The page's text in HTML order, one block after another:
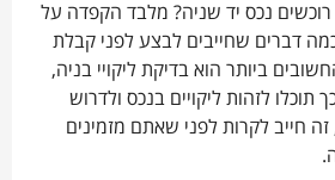
נכס יד שניה? מלבד הקפדה על
דברים שחייבים לבצע לפני קבלת
ביותר הוא בדיקת ליקויי בניה,
לזהות ליקויים בנכס ולדרוש
חייב לקרות לפני שאתם מזמינים